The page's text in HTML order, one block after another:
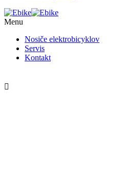
Menu
Nosiče elektrobicyklov
Servis
Kontakt